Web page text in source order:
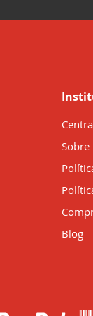
Sobre
Blog